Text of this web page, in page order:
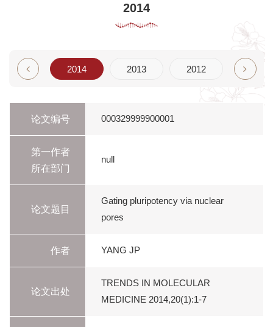
2014
2015 2014 2013 2012 2011
论文编号 000329999900001
第一作者
所在部门
null
论文题目
Gating pluripotency via nuclear
pores
作者 YANG JP
论文出处
TRENDS IN MOLECULAR
MEDICINE 2014,20(1):1-7